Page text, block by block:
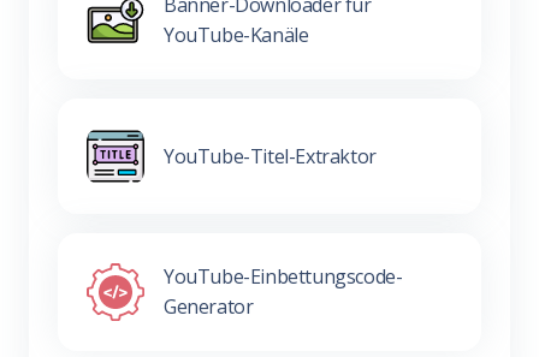
YouTube-Kanäle
YouTube-Titel-Extraktor
YouTube-Einbettungscode-
Generator